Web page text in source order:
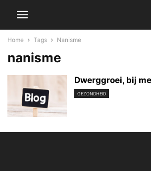
Home Tags Nanisme
nanisme
Dwerggroei, bij
GEZONDHEID